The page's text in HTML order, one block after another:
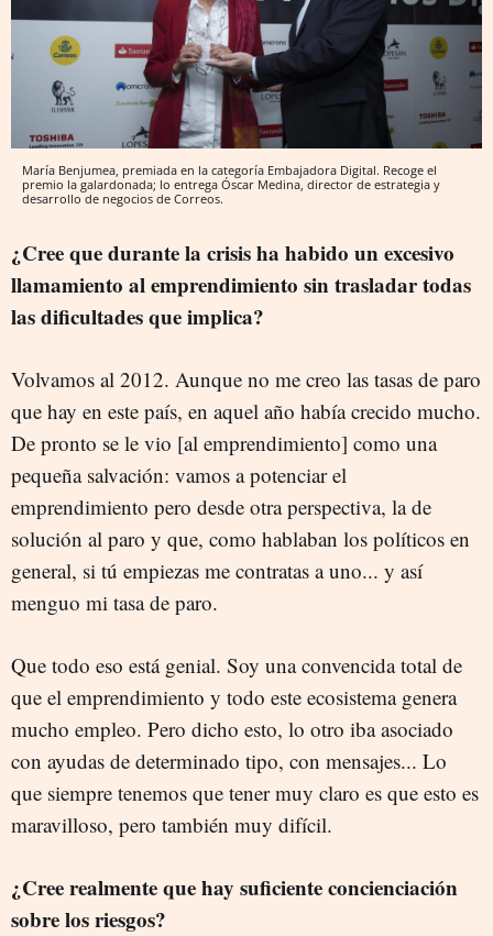
María Benjumea, premiada en la categoría Embajadora Digital. Recoge el
premio la galardonada; lo entrega Óscar Medina, director de estrategia y
desarrollo de negocios de Correos.
¿Cree que durante la crisis ha habido un excesivo
llamamiento al emprendimiento sin trasladar todas
las dificultades que implica?
Volvamos al 2012. Aunque no me creo las tasas de paro
que hay en este país, en aquel año había crecido mucho.
De pronto se le vio [al emprendimiento] como una
pequeña salvación: vamos a potenciar el
emprendimiento pero desde otra perspectiva, la de
solución al paro y que, como hablaban los políticos en
general, si tú empiezas me contratas a uno... y así
menguo mi tasa de paro.
Que todo eso está genial. Soy una convencida total de
que el emprendimiento y todo este ecosistema genera
mucho empleo. Pero dicho esto, lo otro iba asociado
con ayudas de determinado tipo, con mensajes... Lo
que siempre tenemos que tener muy claro es que esto es
maravilloso, pero también muy difícil.
¿Cree realmente que hay suficiente concienciación
sobre los riesgos?